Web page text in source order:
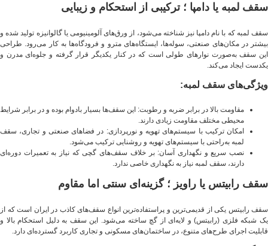
سقف لمبه یا دامپا ؛ ترکیبی از استحکام و زیبایی
سقف لمبه که با نام دامپا نیز شناخته می‌شود، از ورق‌های آلومینیومی یا گالوانیزه تولید شده و
بیشتر در مکان‌های صنعتی، سوله‌ها، ایستگاه‌های مترو و فرودگاه‌ها به کار می‌رود. طراحی
این سقف به‌صورت نوارهای طولی است که در کنار یکدیگر قرار گرفته و جلوه‌ای مدرن و
یکدست ایجاد می‌کند.
ویژگی‌های سقف لمبه:
مقاومت بالا در برابر ضربه و رطوبت: این سقف‌ها بسیار بادوام بوده و در برابر شرایط
محیطی مختلف مقاومت زیادی دارند.
امکان ترکیب با سیستم‌های تهویه و نورپردازی: در فضاهای صنعتی و تجاری، سقف
لمبه به‌راحتی با سیستم‌های تهویه و روشنایی ترکیب می‌شود.
نصب سریع و نگهداری آسان: بر خلاف سقف‌های گچی که نیاز به تعمیرات دوره‌ای
دارند، سقف لمبه نیاز به نگهداری خاصی ندارد.
سقف رابیتس یا راویز ؛ گزینه‌ای سنتی اما مقاوم
سقف رابیتس یکی از قدیمی‌ترین و پراستفاده‌ترین انواع سقف‌های کاذب در ایران است که از
یک شبکه فلزی (رابیتس) و لایه‌ای از گچ ساخته می‌شود. این سقف به دلیل استحکام بالا و
قابلیت اجرای طرح‌های متنوع، در ساختمان‌های مسکونی و تجاری کاربرد گسترده‌ای دارد.